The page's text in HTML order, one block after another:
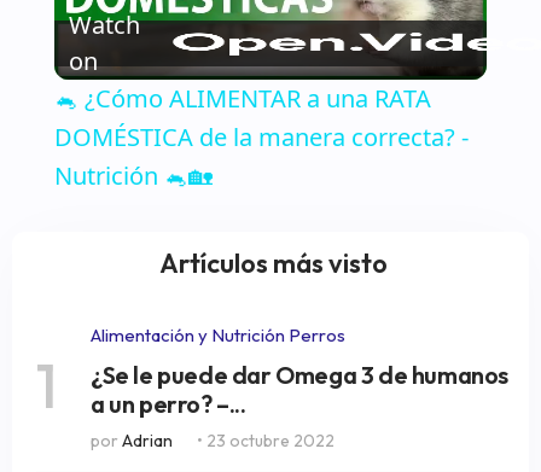
Video
Watch
on
🐁 ¿Cómo ALIMENTAR a una RATA
DOMÉSTICA de la manera correcta? -
Nutrición 🐁🏡
Artículos más visto
1
Alimentación y Nutrición Perros
¿Se le puede dar Omega 3 de humanos
a un perro? –...
por Adrian • 23 octubre 2022